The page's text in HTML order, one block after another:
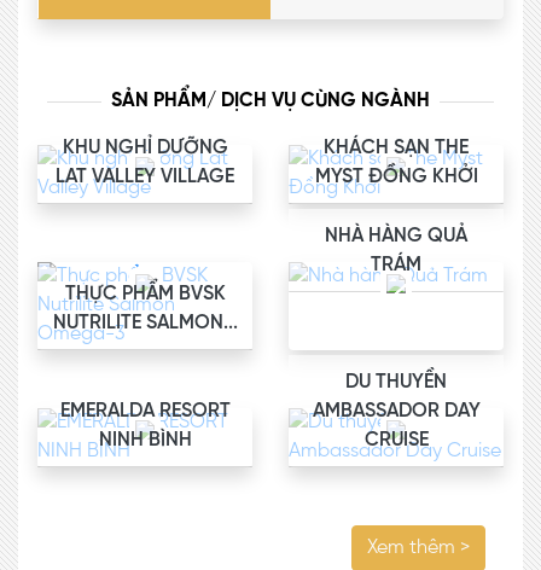
SẢN PHẨM/ DỊCH VỤ CÙNG NGÀNH
KHU NGHỈ DƯỠNG
LAT VALLEY VILLAGE
KHÁCH SẠN THE
MYST ĐỒNG KHỞI
THỰC PHẨM BVSK
NUTRILITE SALMON...
NHÀ HÀNG QUẢ
TRÁM
EMERALDA RESORT
NINH BÌNH
DU THUYỀN
AMBASSADOR DAY
CRUISE
Xem thêm >